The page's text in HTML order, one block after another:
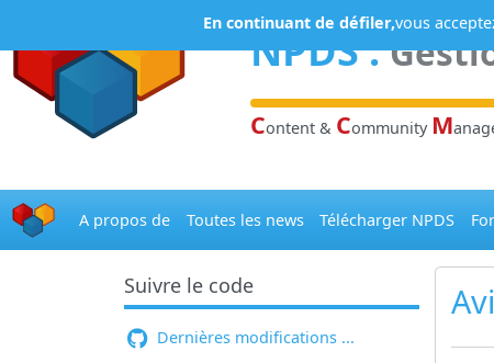
NPDS:
Content & Community M
A propos de Toutes les news Télécharger NPDS
Suivre le code
Dernières modifications ...
En continuant de défiler,vous